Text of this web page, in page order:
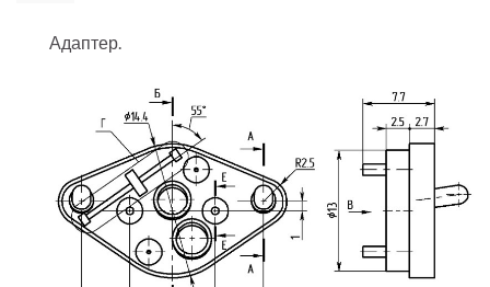
Адаптер.